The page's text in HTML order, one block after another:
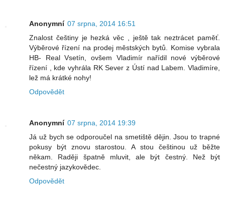
Anonymní 07 srpna, 2014 16:51
Znalost češtiny je hezká věc , ještě tak neztrácet paměť.
Výběrové řízení na prodej městských bytů. Komise vybrala
HB- Real Vsetín, ovšem Vladimír nařídil nové výběrové
řízení , kde vyhrála RK Sever z Ústí nad Labem. Vladimíre,
lež má krátké nohy!
Odpovědět
Anonymní 07 srpna, 2014 19:39
Já už bych se odporoučel na smetiště dějin. Jsou to trapné
pokusy být znovu starostou. A stou češtinou už běžte
někam. Raději špatně mluvit, ale být čestný. Než být
nečestný jazykovědec.
Odpovědět